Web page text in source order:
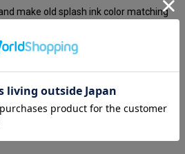
make old splash ink color matching
グ デニム パンツ ジーンズ